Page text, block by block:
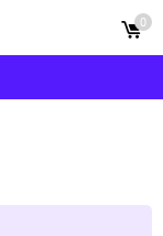
0